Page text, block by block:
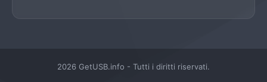
2026 GetUSB.info - Tutti i diritti riservati.